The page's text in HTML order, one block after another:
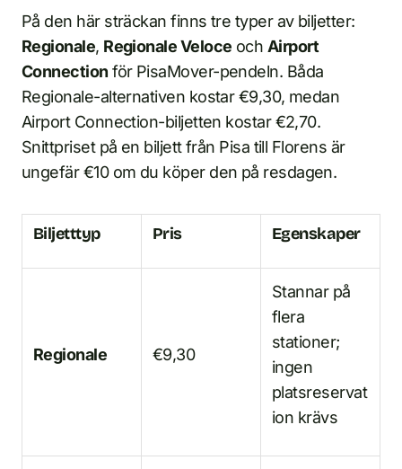
På den här sträckan finns tre typer av biljetter:
Regionale, Regionale Veloce och Airport
Connection för PisaMover-pendeln. Båda
Regionale-alternativen kostar €9,30, medan
Airport Connection-biljetten kostar €2,70.
Snittpriset på en biljett från Pisa till Florens är
ungefär €10 om du köper den på resdagen.
Biljetttyp Pris Egenskaper
Regionale €9,30
Stannar på
flera
stationer;
ingen
platsreservat
ion krävs